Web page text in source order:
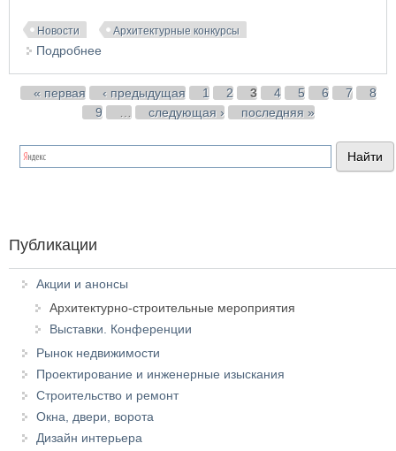
Новости Архитектурные конкурсы
Подробнее
градостроительную утопию
Страницы
« первая ‹ предыдущая 1 2 3 4 5 6 7
8
9
следующая › последняя »
Публикации
Акции и анонсы
Архитектурно-строительные мероприятия
Выставки. Конференции
Рынок недвижимости
Проектирование и инженерные изыскания
Строительство и ремонт
Окна, двери, ворота
Дизайн интерьера